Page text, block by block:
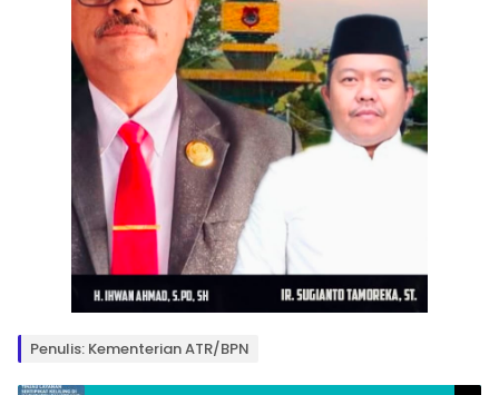
Penulis: Kementerian ATR/BPN